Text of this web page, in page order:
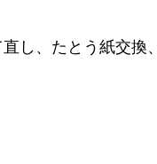
し、たとう紙交換